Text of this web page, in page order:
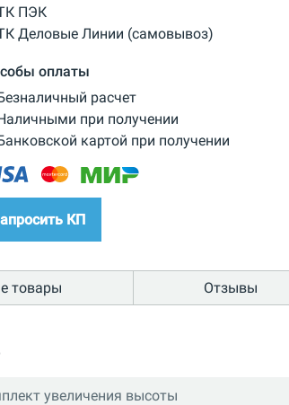
ПЭК
Деловые Линии (самовывоз)
оплаты
расчет
при получении
картой при получении
КП
товары Отзывы
увеличения высоты